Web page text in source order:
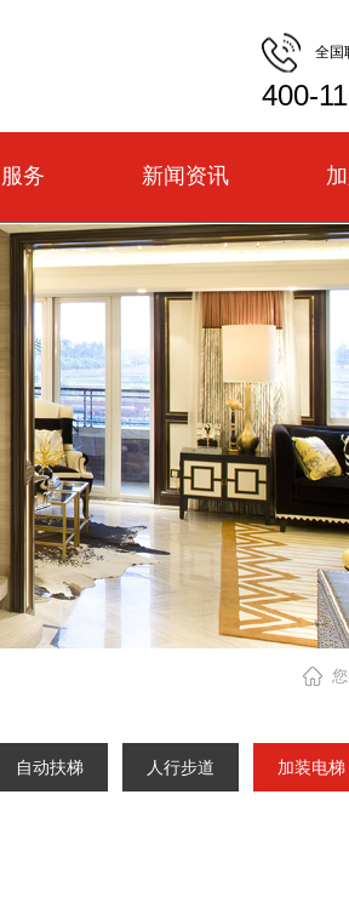
全国
400-
服务 新闻资讯
自动扶梯 人行步道 加装电梯